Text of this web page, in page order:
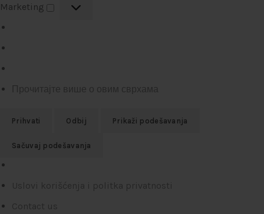
Marketing
Prihvati Odbij Prikaži podešavanja
Sačuvaj podešavanja